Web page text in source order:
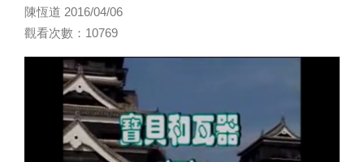
陳恆道 2016/04/06
觀看次數：10769